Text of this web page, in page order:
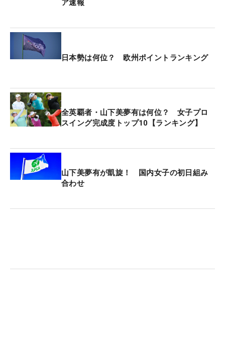
ア速報
日本勢は何位？ 欧州ポイントランキング
全英覇者・山下美夢有は何位？ 女子プロ
スイング完成度トップ10【ランキング】
山下美夢有が凱旋！ 国内女子の初日組み
合わせ